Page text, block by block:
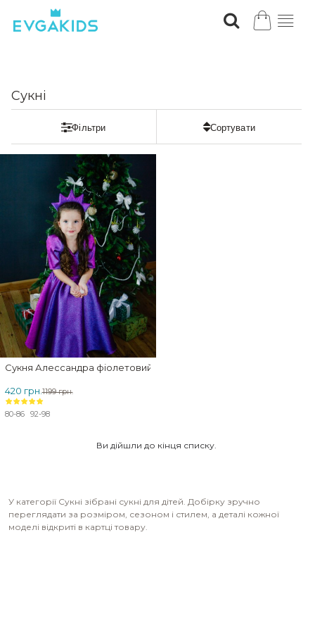
Сукні
Сукня Алессандра фіолетовий хамелеон
1199 грн.
420 грн.
80-86 92-98
Ви дійшли до кінця списку.
У категорії Сукні зібрані сукні для дітей. Добірку зручно
переглядати за розміром, сезоном і стилем, а деталі кожної
моделі відкриті в картці товару.